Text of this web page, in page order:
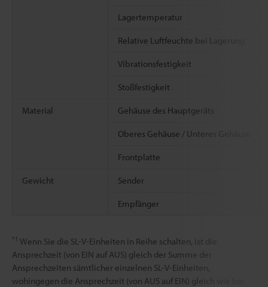
Lagertemperatur
Relative Luftfeuchte bei Lagerung
Vibrationsfestigkeit
Stoßfestigkeit
Material Gehäuse des Hauptgeräts
Oberes Gehäuse / Unteres Gehäuse
Frontplatte
Gewicht Sender
Empfänger
*1 Wenn Sie die SL-V-Einheiten in Reihe schalten, ist die
Ansprechzeit (von EIN auf AUS) gleich der Summe der
Ansprechzeiten sämtlicher einzelnen SL-V-Einheiten,
wohingegen die Ansprechzeit (von AUS auf EIN) gleich wie bei